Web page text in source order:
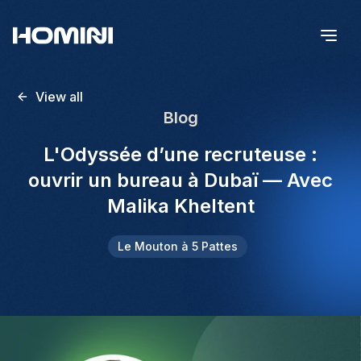
View all
Blog
L'Odyssée d’une recruteuse :
ouvrir un bureau à Dubaï — Avec
Malika Kheltent
Le Mouton à 5 Pattes